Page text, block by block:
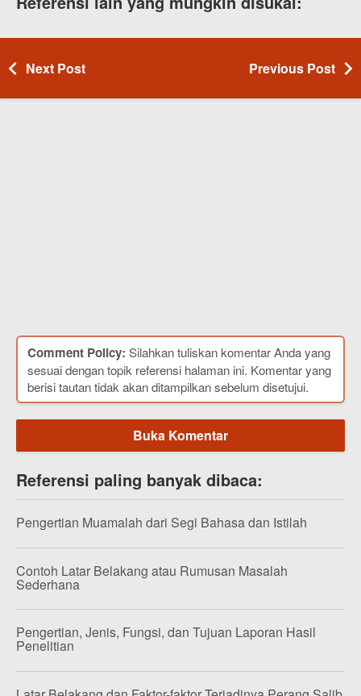
Next Post Previous Post
Comment Policy: Silahkan tuliskan komentar Anda yang
sesuai dengan topik referensi halaman ini. Komentar yang
berisi tautan tidak akan ditampilkan sebelum disetujui.
Buka Komentar
Referensi paling banyak dibaca:
Pengertian Muamalah dari Segi Bahasa dan Istilah
Contoh Latar Belakang atau Rumusan Masalah
Sederhana
Pengertian, Jenis, Fungsi, dan Tujuan Laporan Hasil
Penelitian